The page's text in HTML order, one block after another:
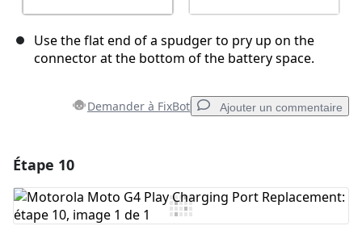
Use the flat end of a spudger to pry up on the
connector at the bottom of the battery space.
Demander à FixBot Ajouter un commentaire
Ajouter un commentaire
Étape 10